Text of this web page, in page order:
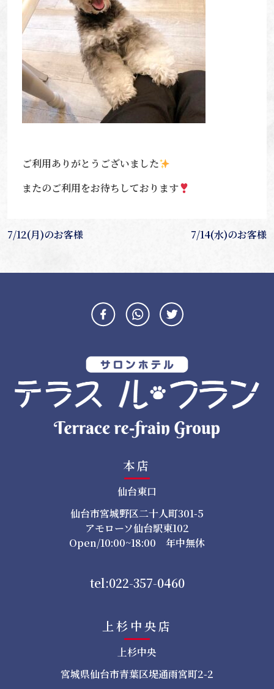
ご利用ありがとうございました
またのご利用をお待ちしております
投
ビ
7/12(月)のお客様 7/14(水)のお客様
本店
仙台東口
仙台市宮城野区二十人町301-5
アモローソ仙台駅東102
Open/10:00~18:00 年中無休
tel:022-357-0460
上杉中央店
上杉中央
宮城県仙台市青葉区堤通雨宮町2-2